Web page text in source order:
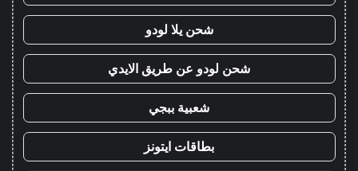
شحن يلا لودو
شحن لودو عن طريق الايدي
شعبية ببجي
بطاقات ايتونز